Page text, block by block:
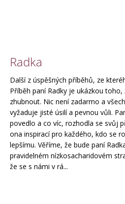
Radka
Další z úspěšných příběhů, ze
Příběh paní Radky je ukázkou
zhubnout. Nic není zadarmo a
vyžaduje jisté úsilí a pevnou vůli.
povedlo a co víc, rozhodla se svůj
ona inspirací pro každého, kdo se
lepšímu. Věříme, že bude paní
pravidelném nízkosacharidovém
že se s námi v rá...
u
j
e
m
e
KOLAGENOVÉ
SMOOTHIE
MIX
PŘÍCHUTÍ
5
PORCÍ